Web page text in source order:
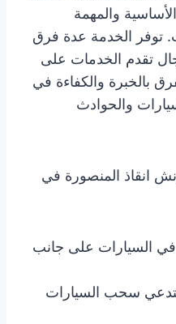
والمهمة
توفر الخدمة عدة فرق
تقدم الخدمات على
بالخبرة والكفاءة في
والحوادث
انقاذ المنصورة في
في السيارات على جانب
سحب السيارات